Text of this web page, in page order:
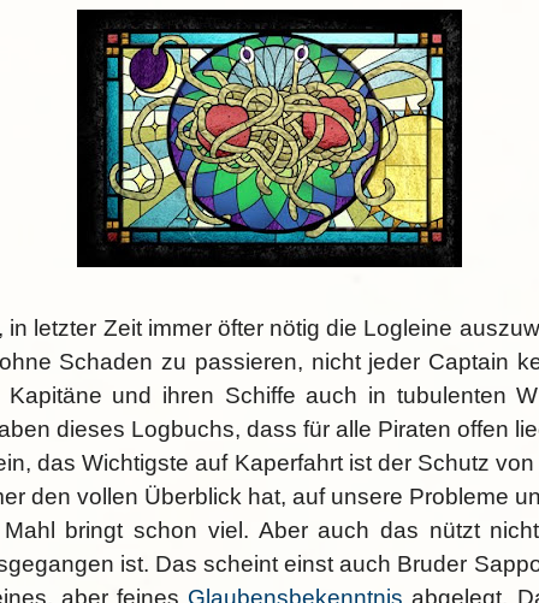
letzter Zeit immer öfter nötig die Logleine
Schaden zu passieren, nicht jeder Captain
und ihren Schiffe auch in tubulenten
dieses Logbuchs, dass für alle Piraten offen
das Wichtigste auf Kaperfahrt ist der Schutz
den vollen Überblick hat, auf unsere Probleme
bringt schon viel. Aber auch das nützt
ist. Das scheint einst auch Bruder
aber feines Glaubensbekenntnis abgelegt.